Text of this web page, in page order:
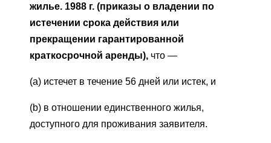
жилье. 1988 г. (приказы о владении по
истечении срока действия или
прекращении гарантированной
краткосрочной аренды), что —
(a) истечет в течение 56 дней или истек, и
(b) в отношении единственного жилья,
доступного для проживания заявителя.